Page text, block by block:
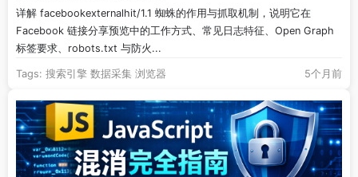
详解 facebookexternalhit/1.1 蜘蛛的作用与抓取机制，说明它在
Facebook 链接分享预览中的工作方式、常见日志特征、Open Graph
标签要求、robots.txt 与防火...
Tags: 搜索引擎 数据采集 浏览器 5个月前